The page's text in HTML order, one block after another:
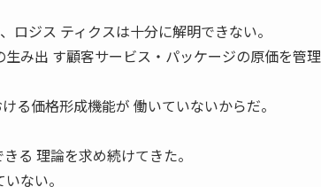
ジス ティクスは十分に解明できない。
み出 す顧客サービス・パッケージの原価を管理
る価格形成機能が 働いていないからだ。
る 理論を求め続けてきた。
ない。